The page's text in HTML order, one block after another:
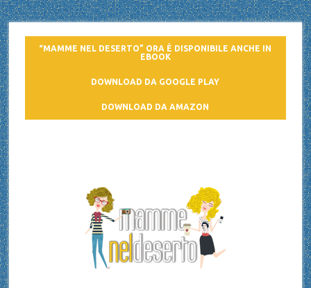
“MAMME NEL DESERTO” ORA È DISPONIBILE ANCHE IN
EBOOK
DOWNLOAD DA GOOGLE PLAY
DOWNLOAD DA AMAZON